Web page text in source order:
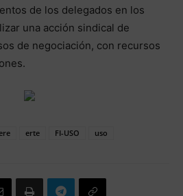
de los delegados en los
una acción sindical de
de negociación, con recursos
erte FI-USO uso